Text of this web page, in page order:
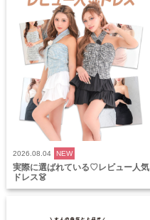
2026.08.04 NEW
実際に選ばれている♡レビュー人気
ドレス👗